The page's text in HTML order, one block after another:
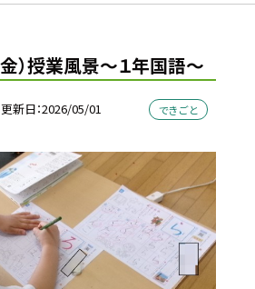
金）授業風景～１年国語～
更新日 2026/05/01 できごと